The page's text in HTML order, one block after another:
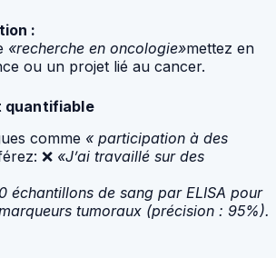
:
«recherche en oncologie»mettez en
ou un projet lié au cancer.
quantifiable
comme « participation à des
❌ «J’ai travaillé sur des
échantillons de sang par ELISA pour
tumoraux (précision : 95%).